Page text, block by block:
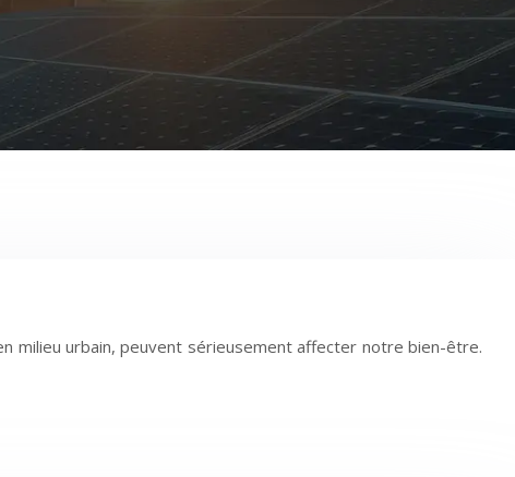
milieu urbain, peuvent sérieusement affecter notre bien-être.